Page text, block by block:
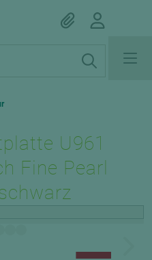
U961
Fine Pearl